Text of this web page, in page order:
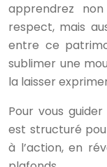
apprendrez
respect, mais
entre ce
sublimer une
la laisser
Pour vous
est structuré
à l’action, en